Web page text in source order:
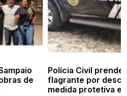
de
Polícia Civil prende
flagrante por
medida protetiva e